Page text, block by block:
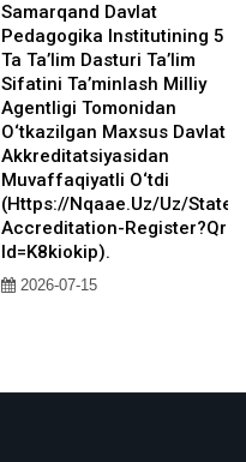
Samarqand Davlat
Pedagogika Institutining 5
Ta Ta’lim Dasturi Ta’lim
Sifatini Ta’minlash Milliy
Agentligi Tomonidan
O‘tkazilgan Maxsus Davlat
Akkreditatsiyasidan
Muvaffaqiyatli O‘tdi
(https://nqaae.uz/uz/state-
Accreditation-Register?qr-
Id=k8kiokip).
2026-07-15